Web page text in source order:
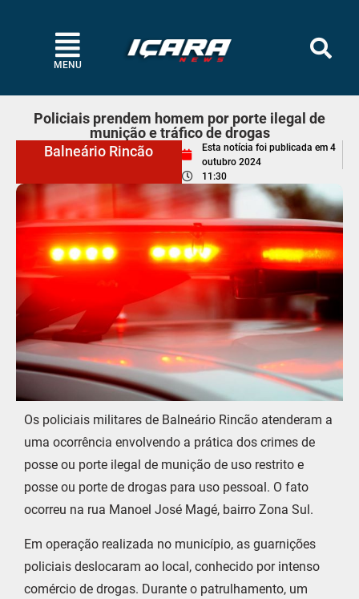
MENU
Policiais prendem homem por porte ilegal de
munição e tráfico de drogas
Balneário Rincão
Esta notícia foi publicada em 4
outubro 2024
11:30
Os policiais militares de Balneário Rincão atenderam a
uma ocorrência envolvendo a prática dos crimes de
posse ou porte ilegal de munição de uso restrito e
posse ou porte de drogas para uso pessoal. O fato
ocorreu na rua Manoel José Magé, bairro Zona Sul.
Em operação realizada no município, as guarnições
policiais deslocaram ao local, conhecido por intenso
comércio de drogas. Durante o patrulhamento, um